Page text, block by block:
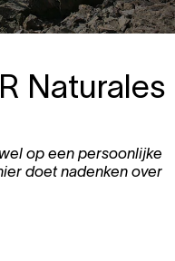
Naturales
op een persoonlijke
doet nadenken over